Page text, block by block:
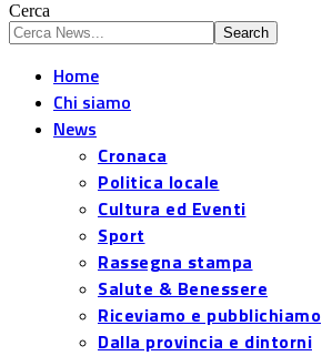
Cerca
Home
Chi siamo
News
Cronaca
Politica locale
Cultura ed Eventi
Sport
Rassegna stampa
Salute & Benessere
Riceviamo e pubblichiamo
Dalla provincia e dintorni